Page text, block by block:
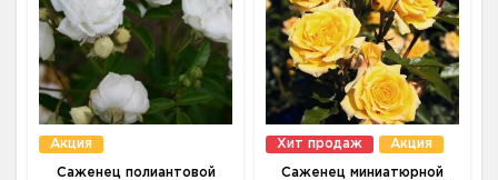
Акция
Саженец полиантовой
Хит продаж Акция
Саженец миниатюрной